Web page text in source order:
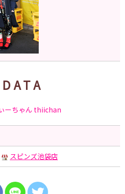
ーちゃん thiichan
スピンズ池袋店